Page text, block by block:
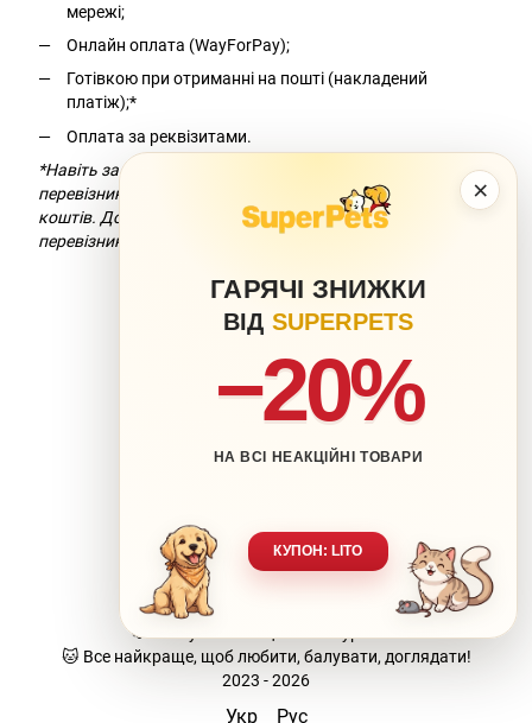
×
ГАРЯЧІ ЗНИЖКИ
ВІД SUPERPETS
−20%
НА ВСІ НЕАКЦІЙНІ ТОВАРИ
КУПОН: LITO
мережі;
Онлайн оплата (WayForPay);
Готівкою при отриманні на пошті (накладений
платіж);*
Оплата за реквізитами.
*Навіть за умови безкоштовної доставки компанія-
перевізник додасть комісію за переказ
коштів. Докладніше можна дізнатися на сайті компанії-
перевізника.
063 217-20-99 066 707-11-17
Повна версія сайту
🐶 Ваш улюбленець-наша турбота.
🐱 Все найкраще, щоб любити, балувати, доглядати!
2023 - 2026
Укр Рус